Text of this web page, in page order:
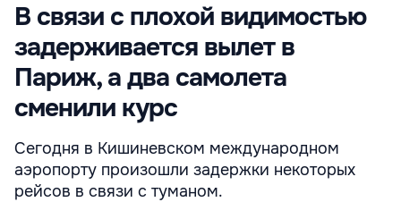
В связи с плохой видимостью
задерживается вылет в
Париж, а два самолета
сменили курс
Сегодня в Кишиневском международном
аэропорту произошли задержки некоторых
рейсов в связи с туманом.